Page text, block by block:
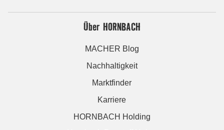
Über HORNBACH
MACHER Blog
Nachhaltigkeit
Marktfinder
Karriere
HORNBACH Holding